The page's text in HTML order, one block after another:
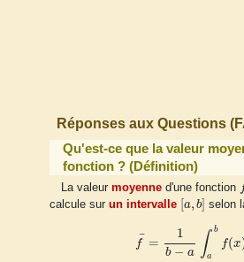
Réponses aux Questions
Qu'est-ce que la valeur
fonction ? (Définition)
La valeur moyenne d'une fonction
calcule sur un intervalle [a, b]
[ b] selon
¯
f =
1
b − a ∫ b
a
f(x
b− f(